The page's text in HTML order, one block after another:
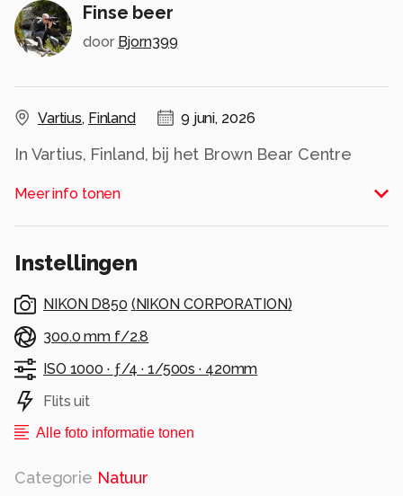
Finse beer
door Bjorn399
Vartius, Finland 9 juni, 2026
In Vartius, Finland, bij het Brown Bear Centre
bruine beren. Die soms wel heel erg dichtbij
komen, tot maar een paar meter van de
de beer ons waarschijnlijk nog veel beter. En dan
fotograaf slechts een dun stukje textiel is.
Alle rechten voorbehouden
Meer info tonen
Instellingen
NIKON D850 (NIKON CORPORATION)
300.0 mm f/2.8
ISO 1000 · ƒ/4 · 1/500s · 420mm
Flits uit
Alle foto informatie tonen
Categorie Natuur